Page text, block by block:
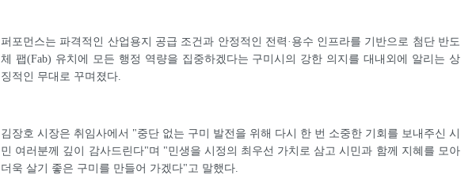
퍼포먼스는 파격적인 산업용지 공급 조건과 안정적인 전력·용수 인프라를 기반으로 첨단 반도
체 팹(Fab) 유치에 모든 행정 역량을 집중하겠다는 구미시의 강한 의지를 대내외에 알리는 상
징적인 무대로 꾸며졌다.
김장호 시장은 취임사에서 "중단 없는 구미 발전을 위해 다시 한 번 소중한 기회를 보내주신 시
민 여러분께 깊이 감사드린다"며 "민생을 시정의 최우선 가치로 삼고 시민과 함께 지혜를 모아
더욱 살기 좋은 구미를 만들어 가겠다"고 말했다.